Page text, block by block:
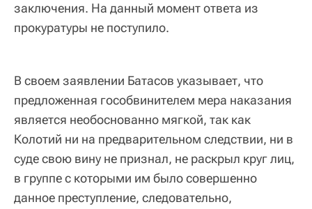
заключения. На данный момент ответа из
прокуратуры не поступило.
В своем заявлении Батасов указывает, что
предложенная гособвинителем мера наказания
является необоснованно мягкой, так как
Колотий ни на предварительном следствии, ни в
суде свою вину не признал, не раскрыл круг лиц,
в группе с которыми им было совершенно
данное преступление, следовательно,